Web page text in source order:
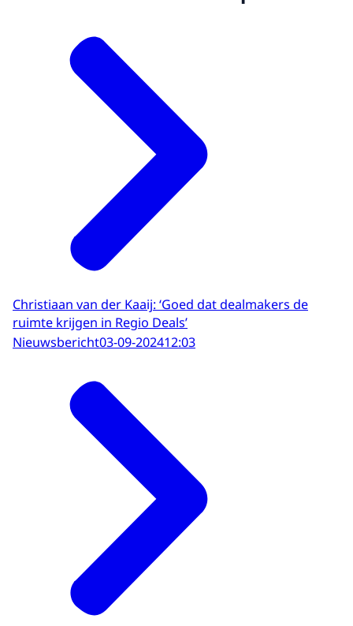
Christiaan van der Kaaij: ‘Goed dat dealmakers de
ruimte krijgen in Regio Deals’
Nieuwsbericht03-09-202412:03